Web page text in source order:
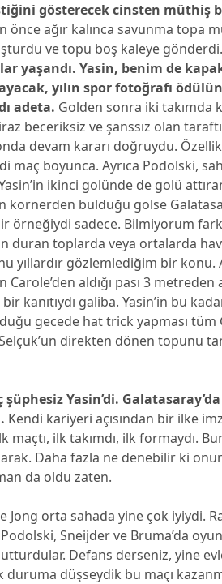
gösterecek cinsten müthiş
önce ağır kalınca savunma topa
ve topu boş kaleye
yaşandı. Yasin, benim de
yılın spor fotoğrafı
adeta. Golden sonra iki takımda
beceriksiz ve şanssız olan
devam kararı doğruydu.
maç boyunca. Ayrıca Podolski,
ikinci golünde de golü
kornerden bulduğu golse
örneğiydi sadece. Bilmiyorum
duran toplarda veya ortalarda
yıllardır gözlemlediğim bir
Carole’den aldığı pası 3
kanıtıydı galiba. Yasin’in bu
gecede hat trick yapması tüm
direkten dönen topunu
şüphesiz Yasin’di.
Kendi kariyeri açısından bir ilke
maçtı, ilk takımdı, ilk formaydı.
Daha fazla ne denebilir ki
da oldu zaten.
Jong orta sahada yine çok iyiydi.
Podolski, Sneijder ve Bruma’da
Defans derseniz, yine
duruma düşseydik bu maçı